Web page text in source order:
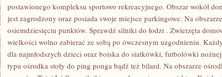
DLA
LUDZI
WAŻNYM
KŁOPOTEM
postawionego kompleksu sportowo rekreacyjnego. Obszar wokół
jest zagrodzony oraz posiada swoje miejsce parkingowe. Na
osiemdziesięciu punktów. Sprawdź silniki do łodzi . Zwierzęta
wielkości wolno zabierać ze sobą po ówczesnym uzgodnieniu.
dla najmłodszych dzieci oraz boiska do siatkówki, futbolówki
typu ośrodka stoły do ping ponga bądź też bilard. Na obszarze